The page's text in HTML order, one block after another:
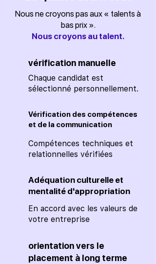
Nous ne croyons pas aux « talents à
bas prix ».
Nous croyons au talent.
vérification manuelle
Chaque candidat est
sélectionné personnellement.
Vérification des compétences
et de la communication
Compétences techniques et
relationnelles vérifiées
Adéquation culturelle et
mentalité d'appropriation
En accord avec les valeurs de
votre entreprise
orientation vers le
placement à long terme